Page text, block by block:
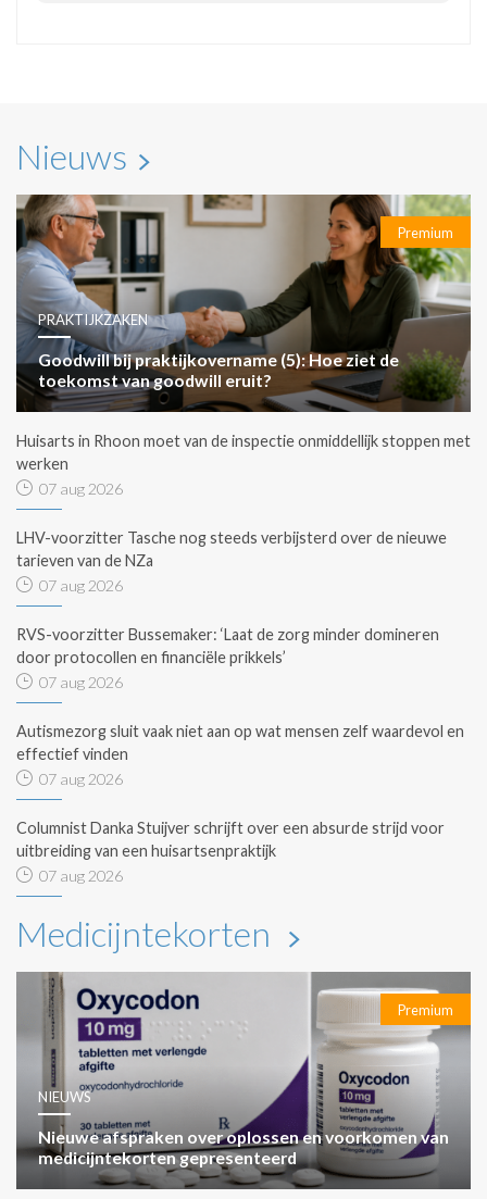
Nieuws
Premium
PRAKTIJKZAKEN
Goodwill bij praktijkovername (5): Hoe ziet de
toekomst van goodwill eruit?
Huisarts in Rhoon moet van de inspectie onmiddellijk stoppen met
werken
07 aug 2026
LHV-voorzitter Tasche nog steeds verbijsterd over de nieuwe
tarieven van de NZa
07 aug 2026
RVS-voorzitter Bussemaker: ‘Laat de zorg minder domineren
door protocollen en financiële prikkels’
07 aug 2026
Autismezorg sluit vaak niet aan op wat mensen zelf waardevol en
effectief vinden
07 aug 2026
Columnist Danka Stuijver schrijft over een absurde strijd voor
uitbreiding van een huisartsenpraktijk
07 aug 2026
Medicijntekorten
Premium
NIEUWS
Nieuwe afspraken over oplossen en voorkomen van
medicijntekorten gepresenteerd